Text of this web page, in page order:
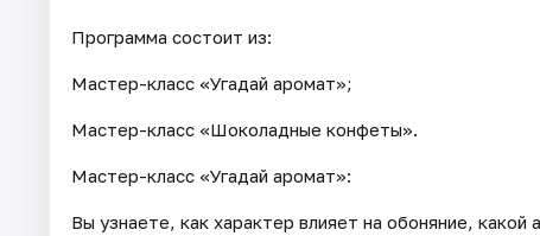
Программа состоит из:
Мастер-класс «Угадай аромат»;
Мастер-класс «Шоколадные конфеты».
Мастер-класс «Угадай аромат»:
Вы узнаете, как характер влияет на обоняние,